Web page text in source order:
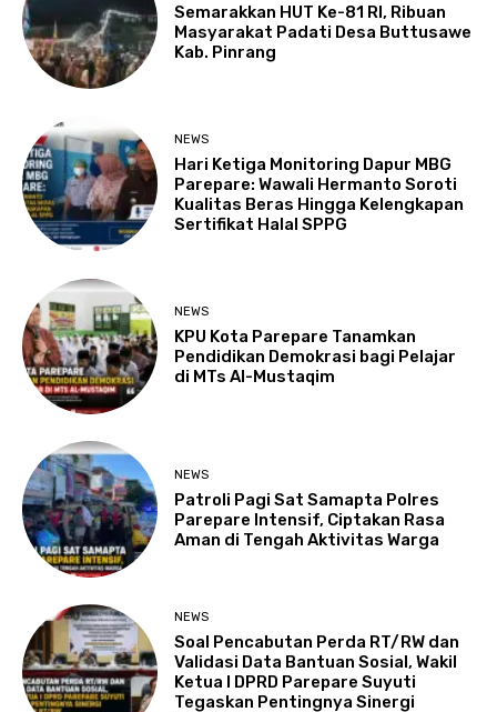
Semarakkan HUT Ke-81 RI, Ribuan
Masyarakat Padati Desa Buttusawe
Kab. Pinrang
NEWS
Hari Ketiga Monitoring Dapur MBG
Parepare: Wawali Hermanto Soroti
Kualitas Beras Hingga Kelengkapan
Sertifikat Halal SPPG
NEWS
KPU Kota Parepare Tanamkan
Pendidikan Demokrasi bagi Pelajar
di MTs Al-Mustaqim
NEWS
Patroli Pagi Sat Samapta Polres
Parepare Intensif, Ciptakan Rasa
Aman di Tengah Aktivitas Warga
NEWS
Soal Pencabutan Perda RT/RW dan
Validasi Data Bantuan Sosial, Wakil
Ketua I DPRD Parepare Suyuti
Tegaskan Pentingnya Sinergi